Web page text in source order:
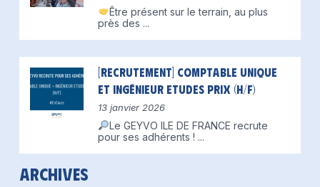
Être présent sur le terrain, au plus
près des ...
[Recrutement] Comptable unique
et Ingénieur Etudes Prix (H/F)
13 janvier 2026
Le GEYVO ILE DE FRANCE recrute
pour ses adhérents ! ...
Archives